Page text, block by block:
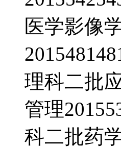
医学影像
理科二批
管理
科二批药